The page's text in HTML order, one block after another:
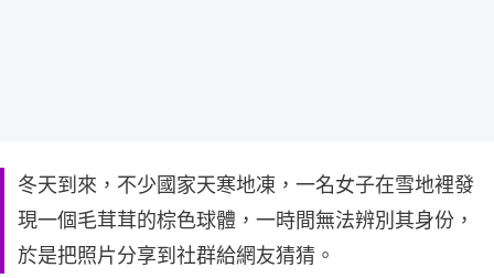
冬天到來，不少國家天寒地凍，一名女子在雪地裡發
現一個毛茸茸的棕色球體，一時間無法辨別其身份，
於是把照片分享到社群給網友猜猜。